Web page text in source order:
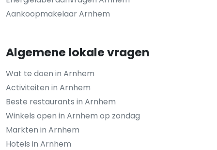
Aankoopmakelaar Arnhem
Algemene lokale vragen
Wat te doen in Arnhem
Activiteiten in Arnhem
Beste restaurants in Arnhem
Winkels open in Arnhem op zondag
Markten in Arnhem
Hotels in Arnhem